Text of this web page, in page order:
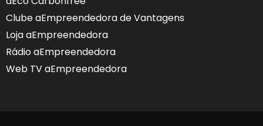
Clube aEmpreendedora de Vantagens
Loja aEmpreendedora
Rádio aEmpreendedora
Web TV aEmpreendedora